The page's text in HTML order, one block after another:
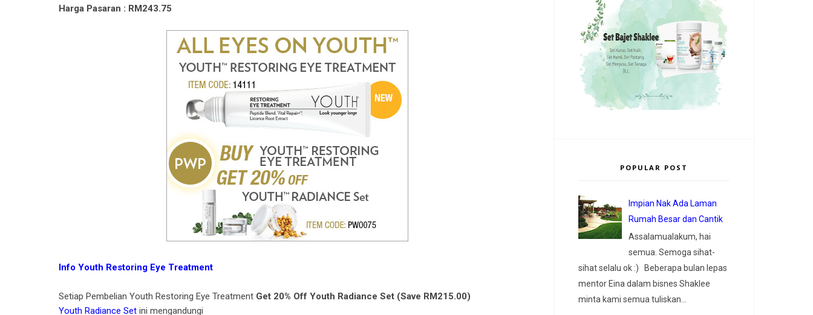
Harga Pasaran : RM243.75
Info Youth Restoring Eye Treatment
Setiap Pembelian Youth Restoring Eye Treatment Get 20% Off Youth Radiance Set (Save RM215.00)
Youth Radiance Set ini mengandungi
POPULAR POST
Impian Nak Ada Laman
Rumah Besar dan Cantik
Assalamualakum, hai
semua. Semoga sihat-
sihat selalu ok :) Beberapa bulan lepas
mentor Eina dalam bisnes Shaklee
minta kami semua tuliskan...